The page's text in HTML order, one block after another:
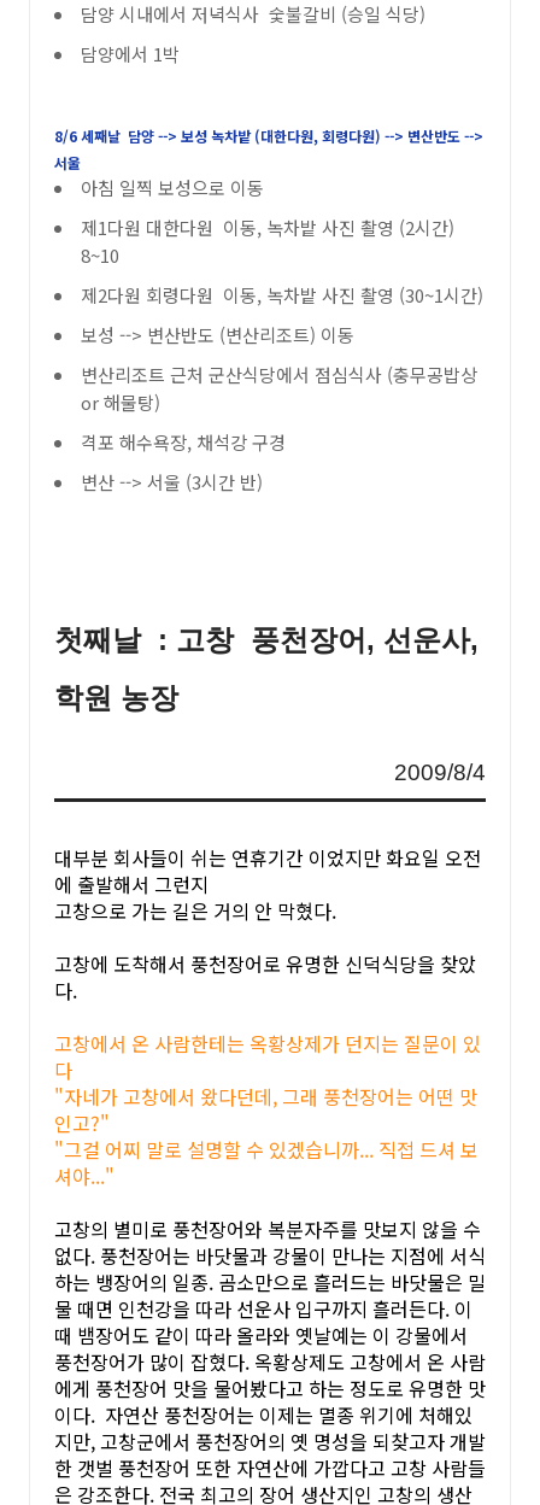
담양 시내에서 저녁식사 숯불갈비 (승일 식당)
담양에서 1박
8/6 세째날 담양 --> 보성 녹차밭 (대한다원, 회령다원) --> 변산반도 -->
서울
아침 일찍 보성으로 이동
제1다원 대한다원 이동, 녹차밭 사진 촬영 (2시간)
8~10
제2다원 회령다원 이동, 녹차밭 사진 촬영 (30~1시간)
보성 --> 변산반도 (변산리조트) 이동
변산리조트 근처 군산식당에서 점심식사 (충무공밥상
or 해물탕)
격포 해수욕장, 채석강 구경
변산 --> 서울 (3시간 반)
첫째날 : 고창 풍천장어, 선운사,
학원 농장
2009/8/4
대부분 회사들이 쉬는 연휴기간 이었지만 화요일 오전
에 출발해서 그런지
고창으로 가는 길은 거의 안 막혔다.
고창에 도착해서 풍천장어로 유명한 신덕식당을 찾았
다.
고창에서 온 사람한테는 옥황상제가 던지는 질문이 있
다
"자네가 고창에서 왔다던데, 그래 풍천장어는 어떤 맛
인고?"
"그걸 어찌 말로 설명할 수 있겠습니까... 직접 드셔 보
셔야..."
고창의 별미로 풍천장어와 복분자주를 맛보지 않을 수
없다. 풍천장어는 바닷물과 강물이 만나는 지점에 서식
하는 뱅장어의 일종. 곰소만으로 흘러드는 바닷물은 밀
물 때면 인천강을 따라 선운사 입구까지 흘러든다. 이
때 뱀장어도 같이 따라 올라와 옛날예는 이 강물에서
풍천장어가 많이 잡혔다. 옥황상제도 고창에서 온 사람
에게 풍천장어 맛을 물어봤다고 하는 정도로 유명한 맛
이다. 자연산 풍천장어는 이제는 멸종 위기에 처해있
지만, 고창군에서 풍천장어의 옛 명성을 되찾고자 개발
한 갯벌 풍천장어 또한 자연산에 가깝다고 고창 사람들
은 강조한다. 전국 최고의 장어 생산지인 고창의 생산